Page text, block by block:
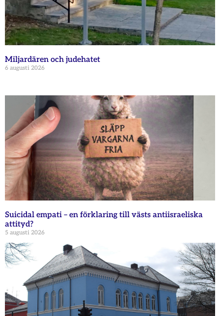
Miljardären och judehatet
6 augusti 2026
Suicidal empati – en förklaring till västs antiisraeliska
attityd?
5 augusti 2026